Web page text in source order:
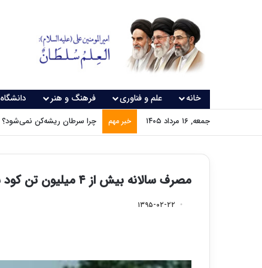
خانه علم و فناوری فرهنگ و هنر دانشگاه
جمعه, ۱۶ مرداد ۱۴۰۵ خبر مهم چرا سرطان ریشه‌کن نمی‌شود؟
مصرف سالانه بیش از ۴ میلیون تن کود شیمیایی در کشور
۱۳۹۵-۰۲-۲۲